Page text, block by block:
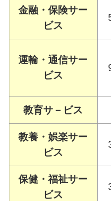
金融・保険サー
ビス
運輸・通信サー
ビス
教育サ－ビス
教養・娯楽サー
ビス
保健・福祉サー
ビス